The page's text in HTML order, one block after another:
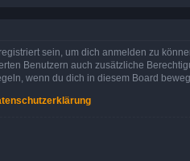
sein, um dich anmelden zu
Benutzern auch zusätzliche
wenn du dich in diesem Board